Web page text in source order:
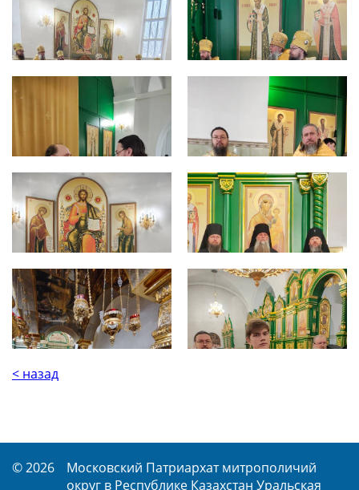
< назад
© 2026
Московский Патриархат митрополичий
округ в Республике Казахстан Уральская